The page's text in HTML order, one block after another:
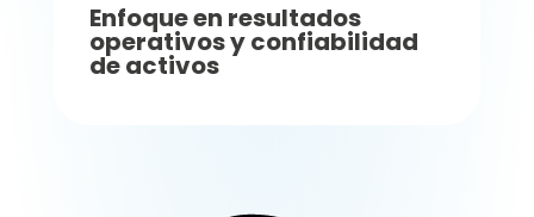
Enfoque en resultados
operativos y confiabilidad
de activos